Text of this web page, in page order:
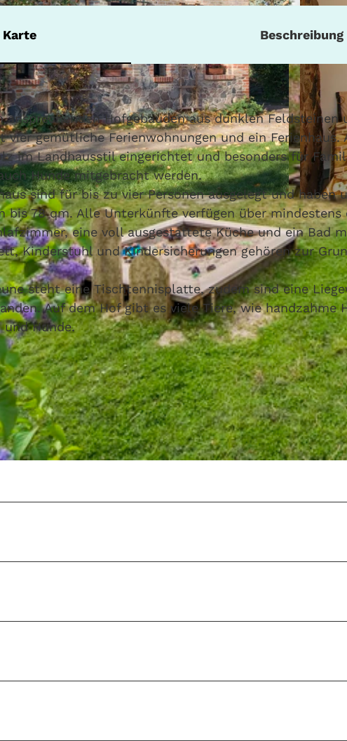
© Biolandhof
Karte Beschreibung
Hofgebäuden aus dunklen Feldsteinen
vier gemütliche Ferienwohnungen und ein Ferienhaus.
im Landhausstil eingerichtet und besonders für
Hunde mitgebracht werden.
sind für bis zu vier Personen ausgelegt und haben
bis 78 qm. Alle Unterkünfte verfügen über
eine voll ausgestattete Küche und ein Bad
Kinderstuhl und Kindersicherungen gehören zur
steht eine Tischtennisplatte, zudem sind eine
Auf dem Hof gibt es viele Tiere, wie handzahme
und Hunde.